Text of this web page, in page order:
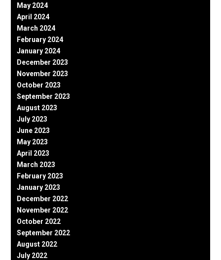
May 2024
April 2024
March 2024
February 2024
January 2024
December 2023
November 2023
October 2023
September 2023
August 2023
July 2023
June 2023
May 2023
April 2023
March 2023
February 2023
January 2023
December 2022
November 2022
October 2022
September 2022
August 2022
July 2022